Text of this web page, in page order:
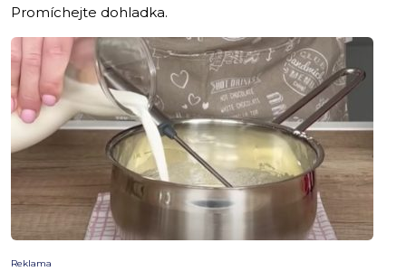
Promíchejte dohladka.
Reklama